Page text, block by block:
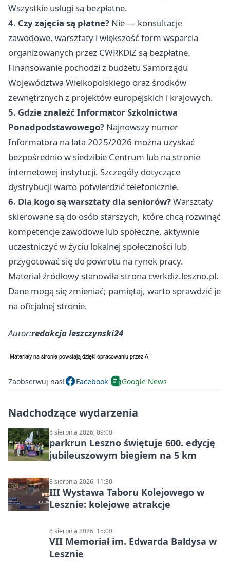
Wszystkie usługi są bezpłatne.
4. Czy zajęcia są płatne? Nie — konsultacje
zawodowe, warsztaty i większość form wsparcia
organizowanych przez CWRKDiZ są bezpłatne.
Finansowanie pochodzi z budżetu Samorządu
Województwa Wielkopolskiego oraz środków
zewnętrznych z projektów europejskich i krajowych.
5. Gdzie znaleźć Informator Szkolnictwa
Ponadpodstawowego? Najnowszy numer
Informatora na lata 2025/2026 można uzyskać
bezpośrednio w siedzibie Centrum lub na stronie
internetowej instytucji. Szczegóły dotyczące
dystrybucji warto potwierdzić telefonicznie.
6. Dla kogo są warsztaty dla seniorów?Warsztaty
skierowane są do osób starszych, które chcą rozwinąć
kompetencje zawodowe lub społeczne, aktywnie
uczestniczyć w życiu lokalnej społeczności lub
przygotować się do powrotu na rynek pracy.
Materiał źródłowy stanowiła strona cwrkdiz.leszno.pl.
Dane mogą się zmieniać; pamiętaj, warto sprawdzić je
na oficjalnej stronie.
Autor:redakcja leszczynski24
Zaobserwuj nas! Facebook Google News
Nadchodzące wydarzenia
8 sierpnia 2026, 09:00
parkrun Leszno świętuje 600. edycję
jubileuszowym biegiem na 5 km
8 sierpnia 2026, 11:30
III Wystawa Taboru Kolejowego w
Lesznie: kolejowe atrakcje
8 sierpnia 2026, 15:00
VII Memoriał im. Edwarda Baldysa w
Lesznie